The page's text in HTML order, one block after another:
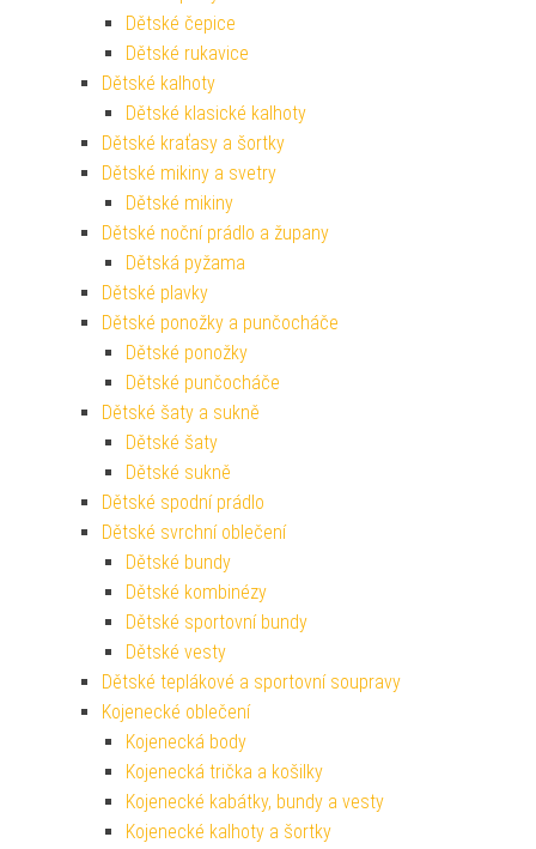
Dětské čepice
Dětské rukavice
Dětské kalhoty
Dětské klasické kalhoty
Dětské kraťasy a šortky
Dětské mikiny a svetry
Dětské mikiny
Dětské noční prádlo a župany
Dětská pyžama
Dětské plavky
Dětské ponožky a punčocháče
Dětské ponožky
Dětské punčocháče
Dětské šaty a sukně
Dětské šaty
Dětské sukně
Dětské spodní prádlo
Dětské svrchní oblečení
Dětské bundy
Dětské kombinézy
Dětské sportovní bundy
Dětské vesty
Dětské teplákové a sportovní soupravy
Kojenecké oblečení
Kojenecká body
Kojenecká trička a košilky
Kojenecké kabátky, bundy a vesty
Kojenecké kalhoty a šortky